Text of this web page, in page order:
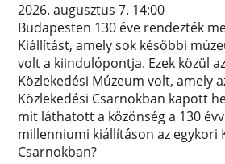
2026. augusztus 7. 14:00
Budapesten 130 éve rendezték
Kiállítást, amely sok későbbi
volt a kiindulópontja. Ezek közül
Közlekedési Múzeum volt, amely
Közlekedési Csarnokban kapott
mit láthatott a közönség a 130
millenniumi kiállításon az egykori
Csarnokban?